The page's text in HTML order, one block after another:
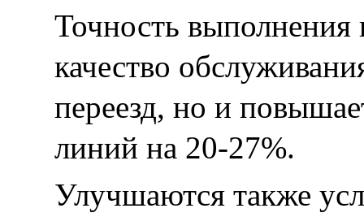
Точность выполнения
качество
переезд, но и
линий на 20-27%.
Улучшаются также